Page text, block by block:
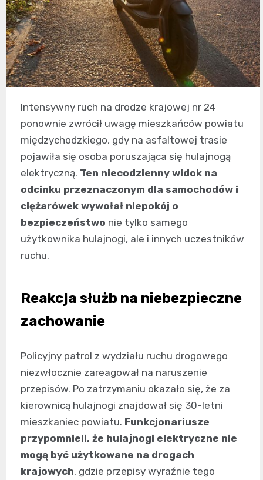
Intensywny ruch na drodze krajowej nr 24
ponownie zwrócił uwagę mieszkańców powiatu
międzychodzkiego, gdy na asfaltowej trasie
pojawiła się osoba poruszająca się hulajnogą
elektryczną. Ten niecodzienny widok na
odcinku przeznaczonym dla samochodów i
ciężarówek wywołał niepokój o
bezpieczeństwo nie tylko samego
użytkownika hulajnogi, ale i innych uczestników
ruchu.
Reakcja służb na niebezpieczne
zachowanie
Policyjny patrol z wydziału ruchu drogowego
niezwłocznie zareagował na naruszenie
przepisów. Po zatrzymaniu okazało się, że za
kierownicą hulajnogi znajdował się 30-letni
mieszkaniec powiatu. Funkcjonariusze
przypomnieli, że hulajnogi elektryczne nie
mogą być użytkowane na drogach
krajowych, gdzie przepisy wyraźnie tego